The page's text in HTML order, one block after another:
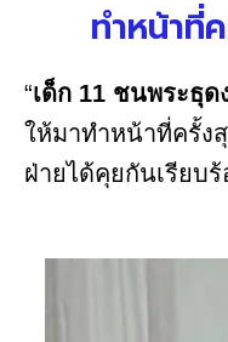
ทำหน้าที่
“เด็ก 11 ชนพระธุด
ให้มาทำหน้าที่ครั้ง
ฝ่ายได้คุยกันเรียบ